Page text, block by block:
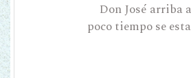
Don José arriba
poco tiempo se